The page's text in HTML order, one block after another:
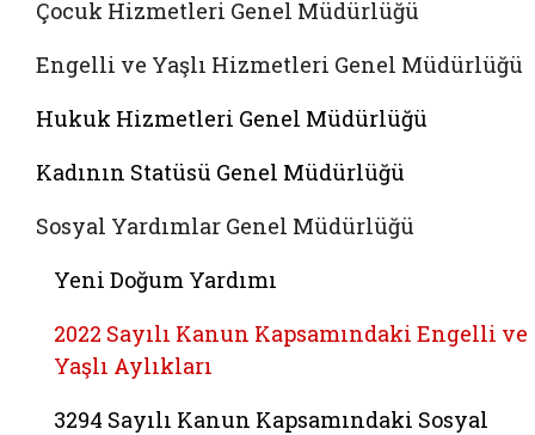
Çocuk Hizmetleri Genel Müdürlüğü
Engelli ve Yaşlı Hizmetleri Genel Müdürlüğü
Hukuk Hizmetleri Genel Müdürlüğü
Kadının Statüsü Genel Müdürlüğü
Sosyal Yardımlar Genel Müdürlüğü
Yeni Doğum Yardımı
2022 Sayılı Kanun Kapsamındaki Engelli ve
Yaşlı Aylıkları
3294 Sayılı Kanun Kapsamındaki Sosyal